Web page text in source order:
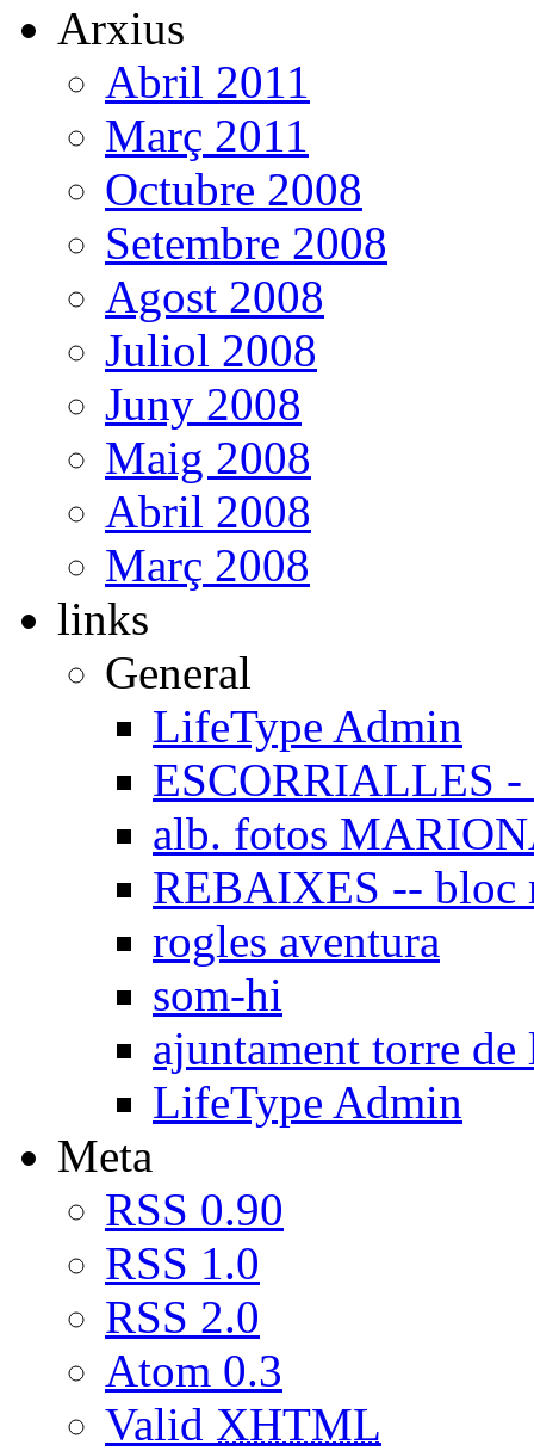
Arxius
Abril 2011
Març 2011
Octubre 2008
Setembre 2008
Agost 2008
Juliol 2008
Juny 2008
Maig 2008
Abril 2008
Març 2008
links
General
LifeType Admin
ESCORRIALLES -
alb. fotos
REBAIXES -- bloc
rogles aventura
som-hi
ajuntament torre de
LifeType Admin
Meta
RSS 0.90
RSS 1.0
RSS 2.0
Atom 0.3
Valid XHTML